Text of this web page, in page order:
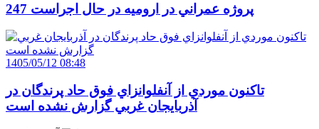
247 پروژه عمراني در اروميه در حال اجراست
1405/05/12 08:48
تاکنون موردي از آنفلوانزاي فوق حاد پرندگان در
آذربايجان غربي گزارش نشده است